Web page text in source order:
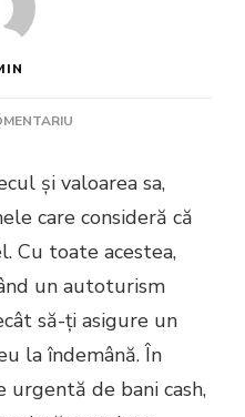
TIP
AMANET
–
O
EXCELENTĂ
DE
PE
și valoarea sa,
care consideră că
Cu toate acestea,
un autoturism
să-ți asigure un
la îndemână. În
urgentă de bani cash,